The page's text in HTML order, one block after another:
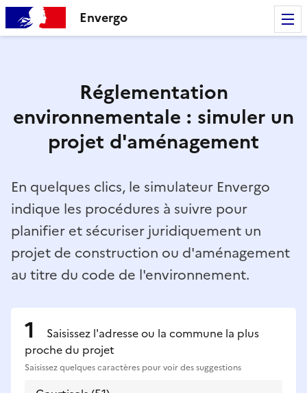
Envergo
Réglementation
environnementale : simuler un
projet d'aménagement
En quelques clics, le simulateur Envergo
indique les procédures à suivre pour
planifier et sécuriser juridiquement un
projet de construction ou d'aménagement
au titre du code de l'environnement.
Saisissez l'adresse ou la commune la plus
proche du projet
Saisissez quelques caractères pour voir des suggestions